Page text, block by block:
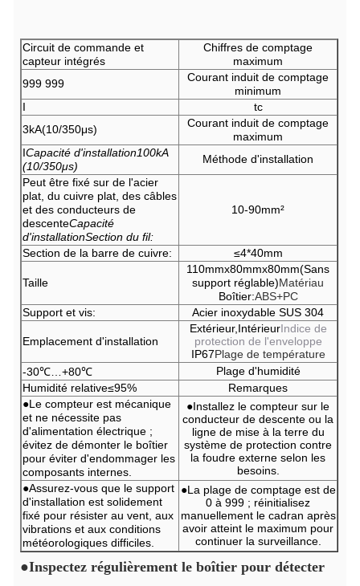
Circuit de commande et
capteur intégrés
Chiffres de comptage
maximum
999 999
Courant induit de comptage
minimum
I
tc
3kA(10/350μs)
Courant induit de comptage
maximum
ICapacité d'installation100kA
(10/350μs)
Méthode d'installation
Peut être fixé sur de l'acier
plat, du cuivre plat, des câbles
et des conducteurs de
descenteCapacité
d'installationSection du fil:
10-90mm²
Section de la barre de cuivre: ≤4*40mm
Taille
110mmx80mmx80mm(Sans
support réglable)Matériau
Boîtier:ABS+PC
Support et vis:
Acier inoxydable SUS 304
Emplacement d'installation
Extérieur,IntérieurIndice de
protection de l'enveloppe
IP67Plage de température
-30℃…+80℃
Plage d'humidité
Humidité relative≤95%
Remarques
●Le compteur est mécanique
et ne nécessite pas
d'alimentation électrique ;
évitez de démonter le boîtier
pour éviter d'endommager les
composants internes.
●Installez le compteur sur le
conducteur de descente ou la
ligne de mise à la terre du
système de protection contre
la foudre externe selon les
besoins.
●Assurez-vous que le support
d'installation est solidement
fixé pour résister au vent, aux
vibrations et aux conditions
météorologiques difficiles.
●La plage de comptage est de
0 à 999 ; réinitialisez
manuellement le cadran après
avoir atteint le maximum pour
continuer la surveillance.
●Inspectez régulièrement le boîtier pour détecter